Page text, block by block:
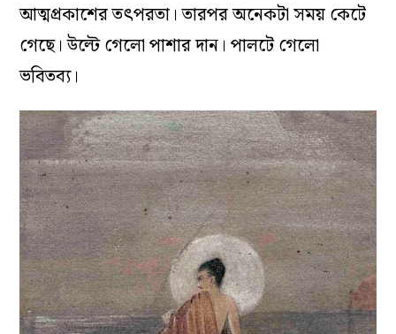
আত্মপ্রকাশের তৎপরতা। তারপর অনেকটা সময় কেটে
গেছে। উল্টে গেলো পাশার দান। পালটে গেলো
ভবিতব্য।